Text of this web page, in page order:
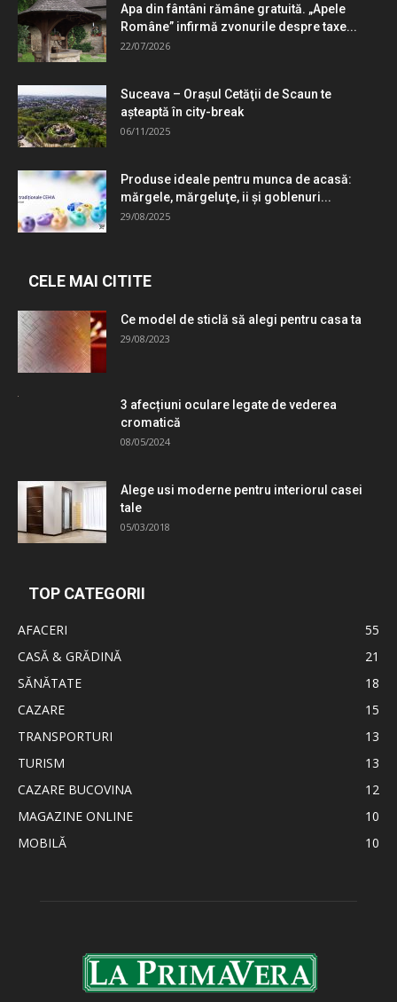
Apa din fântâni rămâne gratuită. „Apele
Române” infirmă zvonurile despre taxe...
22/07/2026
Suceava – Oraşul Cetăţii de Scaun te
aşteaptă în city-break
06/11/2025
Produse ideale pentru munca de acasă:
mărgele, mărgeluţe, ii şi goblenuri...
29/08/2025
CELE MAI CITITE
Ce model de sticlă să alegi pentru casa ta
29/08/2023
3 afecțiuni oculare legate de vederea
cromatică
08/05/2024
Alege usi moderne pentru interiorul casei
tale
05/03/2018
TOP CATEGORII
AFACERI
55
CASĂ & GRĂDINĂ
21
SĂNĂTATE
18
CAZARE
15
TRANSPORTURI
13
TURISM
13
CAZARE BUCOVINA
12
MAGAZINE ONLINE
10
MOBILĂ
10